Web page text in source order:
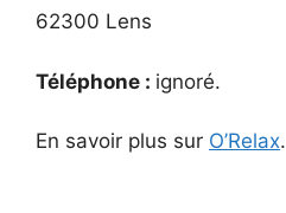
62300 Lens
Téléphone : ignoré.
En savoir plus sur O’Relax.